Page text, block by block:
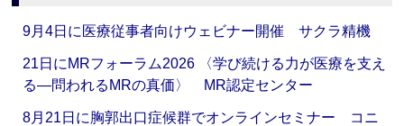
9月4日に医療従事者向けウェビナー開催 サクラ精機
21日にMRフォーラム2026 〈学び続ける力が医療を支え
る―問われるMRの真価〉 MR認定センター
8月21日に胸郭出口症候群でオンラインセミナー コニ